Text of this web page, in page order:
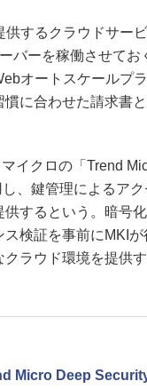
するクラウドサー
バーを稼働させてお
オートスケールプ
に合わせた請求書
イクロの「Trend
、鍵管理によるア
するという。暗号
検証を事前にMKI
ラウド環境を提供す
Micro Deep